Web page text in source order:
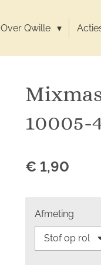
Over Qwille
10005-
€ 1,90
Afmeting